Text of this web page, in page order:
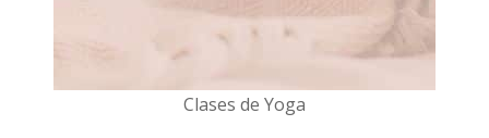
Clases de Yoga